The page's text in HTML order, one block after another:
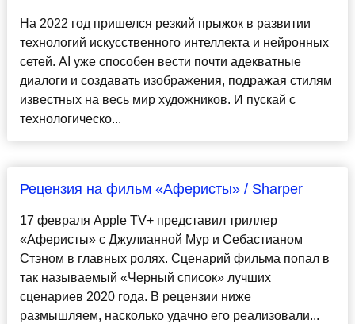
На 2022 год пришелся резкий прыжок в развитии
технологий искусственного интеллекта и нейронных
сетей. AI уже способен вести почти адекватные
диалоги и создавать изображения, подражая стилям
известных на весь мир художников. И пускай с
технологическо...
Рецензия на фильм «Аферисты» / Sharper
17 февраля Apple TV+ представил триллер
«Аферисты» с Джулианной Мур и Себастианом
Стэном в главных ролях. Сценарий фильма попал в
так называемый «Черный список» лучших
сценариев 2020 года. В рецензии ниже
размышляем, насколько удачно его реализовали...